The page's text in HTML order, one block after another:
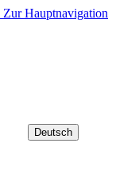
Zur Hauptnavigation
Deutsch